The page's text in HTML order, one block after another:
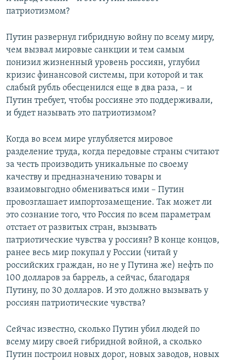
патриотизмом?
Путин развернул гибридную войну по всему миру,
чем вызвал мировые санкции и тем самым
понизил жизненный уровень россиян, углубил
кризис финансовой системы, при которой и так
слабый рубль обесценился еще в два раза, – и
Путин требует, чтобы россияне это поддерживали,
и будет называть это патриотизмом?
Когда во всем мире углубляется мировое
разделение труда, когда передовые страны считают
за честь производить уникальные по своему
качеству и предназначению товары и
взаимовыгодно обмениваться ими – Путин
провозглашает импортозамещение. Так может ли
это сознание того, что Россия по всем параметрам
отстает от развитых стран, вызывать
патриотические чувства у россиян? В конце концов,
ранее весь мир покупал у России (читай у
российских граждан, но не у Путина же) нефть по
100 долларов за баррель, а сейчас, благодаря
Путину, по 30 долларов. И это должно вызывать у
россиян патриотические чувства?
Сейчас известно, сколько Путин убил людей по
всему миру своей гибридной войной, а сколько
Путин построил новых дорог, новых заводов, новых